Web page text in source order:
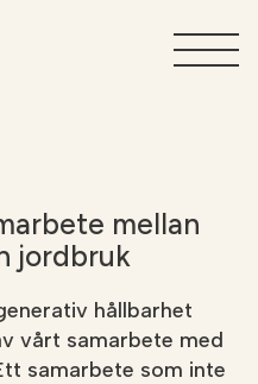
mellan
jordbruk
hållbarhet
vårt samarbete med
samarbete som inte